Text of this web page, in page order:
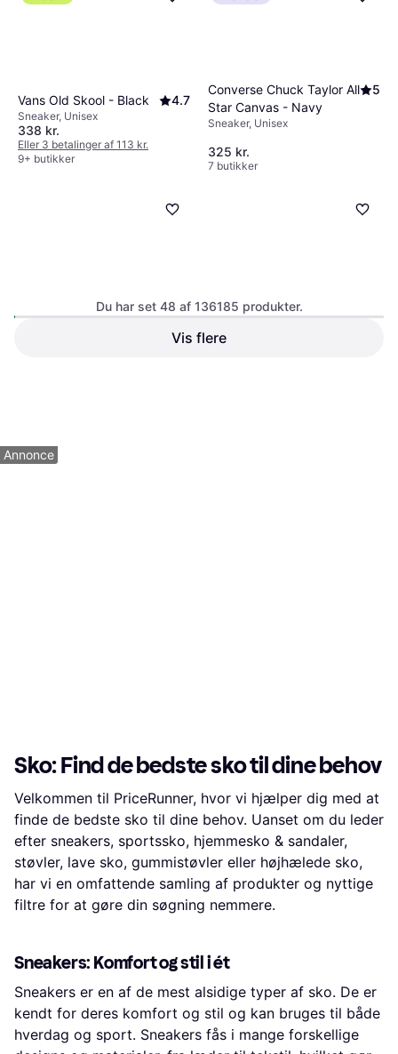
Vans Old Skool - Black 4.7
Sneaker, Unisex
338 kr.
Eller 3 betalinger af 113 kr.
9+ butikker
Converse Chuck Taylor All
Star Canvas - Navy
5
Sneaker, Unisex
325 kr.
7 butikker
Klipklapper, Dame
Havaianas Brasil Logo -
Du har set 48 af 136185 produkter.
Vis flere
Annonce
Sko: Find de bedste sko til dine behov
Velkommen til PriceRunner, hvor vi hjælper dig med at
finde de bedste sko til dine behov. Uanset om du leder
efter sneakers, sportssko, hjemmesko & sandaler,
støvler, lave sko, gummistøvler eller højhælede sko,
har vi en omfattende samling af produkter og nyttige
filtre for at gøre din søgning nemmere.
Sneakers: Komfort og stil i ét
Sneakers er en af de mest alsidige typer af sko. De er
kendt for deres komfort og stil og kan bruges til både
hverdag og sport. Sneakers fås i mange forskellige